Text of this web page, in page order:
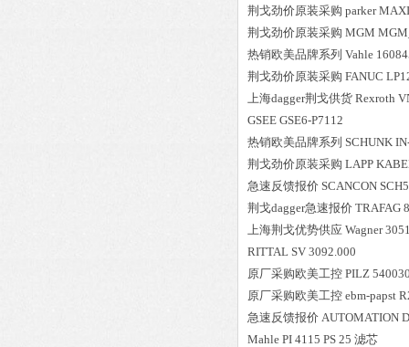
荆戈劲价原装采购 parker
荆戈劲价原装采购 MGM
热销欧美品牌系列 Vahle
荆戈劲价原装采购 FANUC
上海dagger荆戈供货 Rexroth
GSEE GSE6-P7112
热销欧美品牌系列 SCHUNK
荆戈劲价原装采购 LAPP
急速反馈报价 SCANCON
荆戈dagger急速报价 TRAFAG
上海荆戈优势供应 Wagner
RITTAL SV 3092.000
原厂采购欧美工控 PILZ
原厂采购欧美工控 ebm-papst
急速反馈报价 AUTOMATION
Mahle PI 4115 PS 25 滤芯